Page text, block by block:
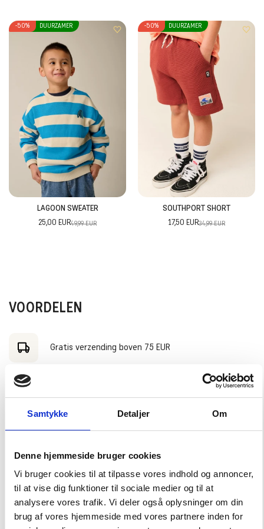
Samtykke Detaljer Om
Denne hjemmeside bruger cookies
Vi bruger cookies til at tilpasse vores indhold og annoncer,
til at vise dig funktioner til sociale medier og til at
analysere vores trafik. Vi deler også oplysninger om din
brug af vores hjemmeside med vores partnere inden for
Niet bleken
-50% DUURZAMER
LAGOON SWEATER
25,00 EUR49,99 EUR
-50% DUURZAMER
SOUTHPORT SHORT
17,50 EUR34,99 EUR
VOORDELEN
Gratis verzending boven 75 EUR
We verzenden tot 14:00 uur op werkdagen
Bezorging in 2-3 werkdagen